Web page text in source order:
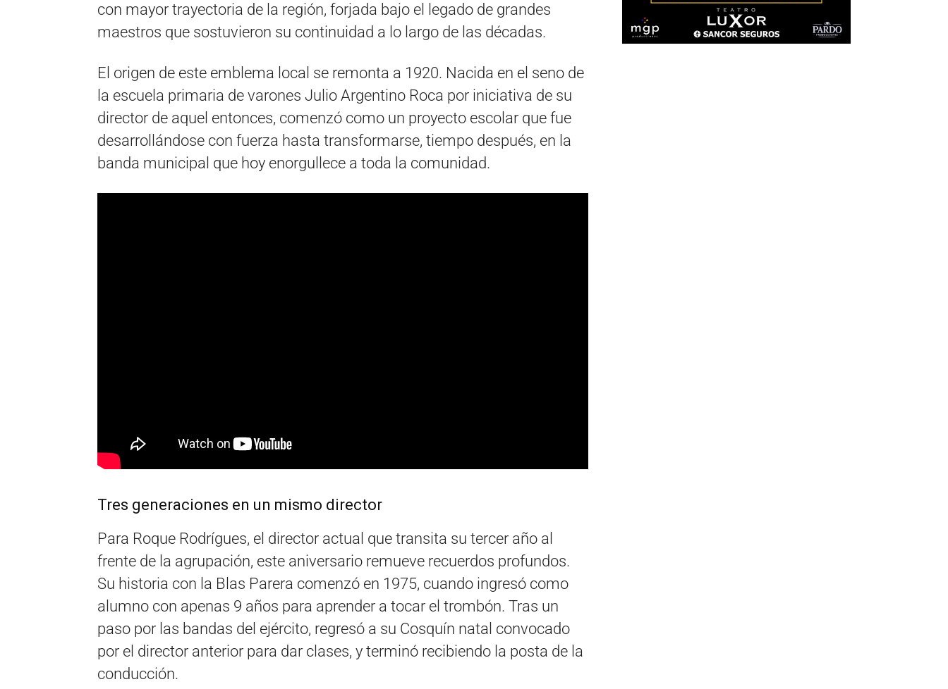
con mayor trayectoria de la región, forjada bajo el legado de grandes
maestros que sostuvieron su continuidad a lo largo de las décadas.
El origen de este emblema local se remonta a 1920. Nacida en el seno de
la escuela primaria de varones Julio Argentino Roca por iniciativa de su
director de aquel entonces, comenzó como un proyecto escolar que fue
desarrollándose con fuerza hasta transformarse, tiempo después, en la
banda municipal que hoy enorgullece a toda la comunidad.
Tres generaciones en un mismo director
Para Roque Rodrígues, el director actual que transita su tercer año al
frente de la agrupación, este aniversario remueve recuerdos profundos.
Su historia con la Blas Parera comenzó en 1975, cuando ingresó como
alumno con apenas 9 años para aprender a tocar el trombón. Tras un
paso por las bandas del ejército, regresó a su Cosquín natal convocado
por el director anterior para dar clases, y terminó recibiendo la posta de la
conducción.